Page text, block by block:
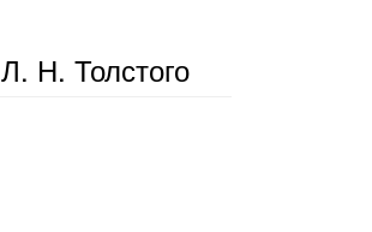
Н. Толстого